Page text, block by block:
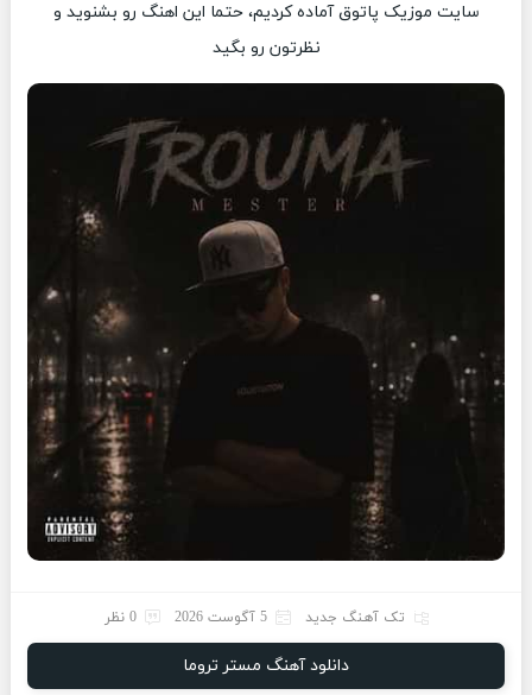
سایت موزیک پاتوق آماده کردیم، حتما این اهنگ رو بشنوید و
نظرتون رو بگید
تک آهنگ جدید 5 آگوست 2026 0 نظر
دانلود آهنگ مستر تروما